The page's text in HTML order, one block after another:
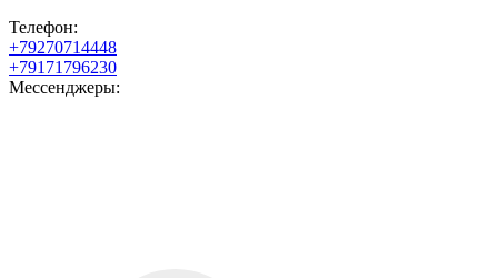
Телефон:
+79270714448
+79171796230
Мессенджеры: